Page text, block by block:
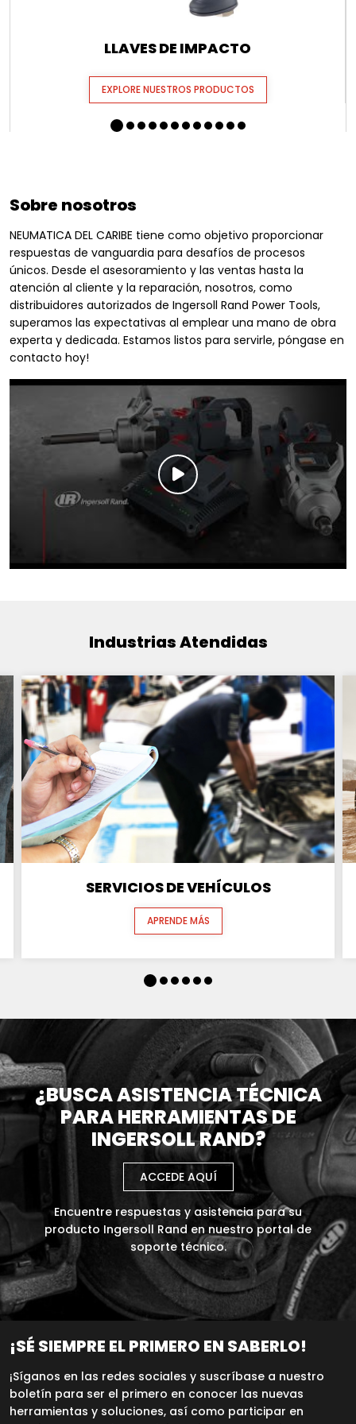
LLAVES DE IMPACTO
EXPLORE NUESTROS PRODUCTOS
Sobre nosotros
NEUMATICA DEL CARIBE tiene como objetivo proporcionar
respuestas de vanguardia para desafíos de procesos
únicos. Desde el asesoramiento y las ventas hasta la
atención al cliente y la reparación, nosotros, como
distribuidores autorizados de Ingersoll Rand Power Tools,
superamos las expectativas al emplear una mano de obra
experta y dedicada. Estamos listos para servirle, póngase en
contacto hoy!
Industrias Atendidas
SERVICIOS DE VEHÍCULOS
APRENDE MÁS
¿BUSCA ASISTENCIA TÉCNICA
PARA HERRAMIENTAS DE
INGERSOLL RAND?
ACCEDE AQUÍ
Encuentre respuestas y asistencia para su
producto Ingersoll Rand en nuestro portal de
soporte técnico.
¡SÉ SIEMPRE EL PRIMERO EN SABERLO!
¡Síganos en las redes sociales y suscríbase a nuestro
boletín para ser el primero en conocer las nuevas
herramientas y soluciones, así como participar en